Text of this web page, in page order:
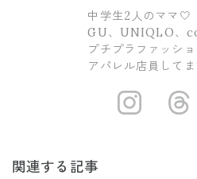
中学生2人のママ🤍
GU、UNIQLO、
プチプラファッシ
アパレル店員して
関連する記事